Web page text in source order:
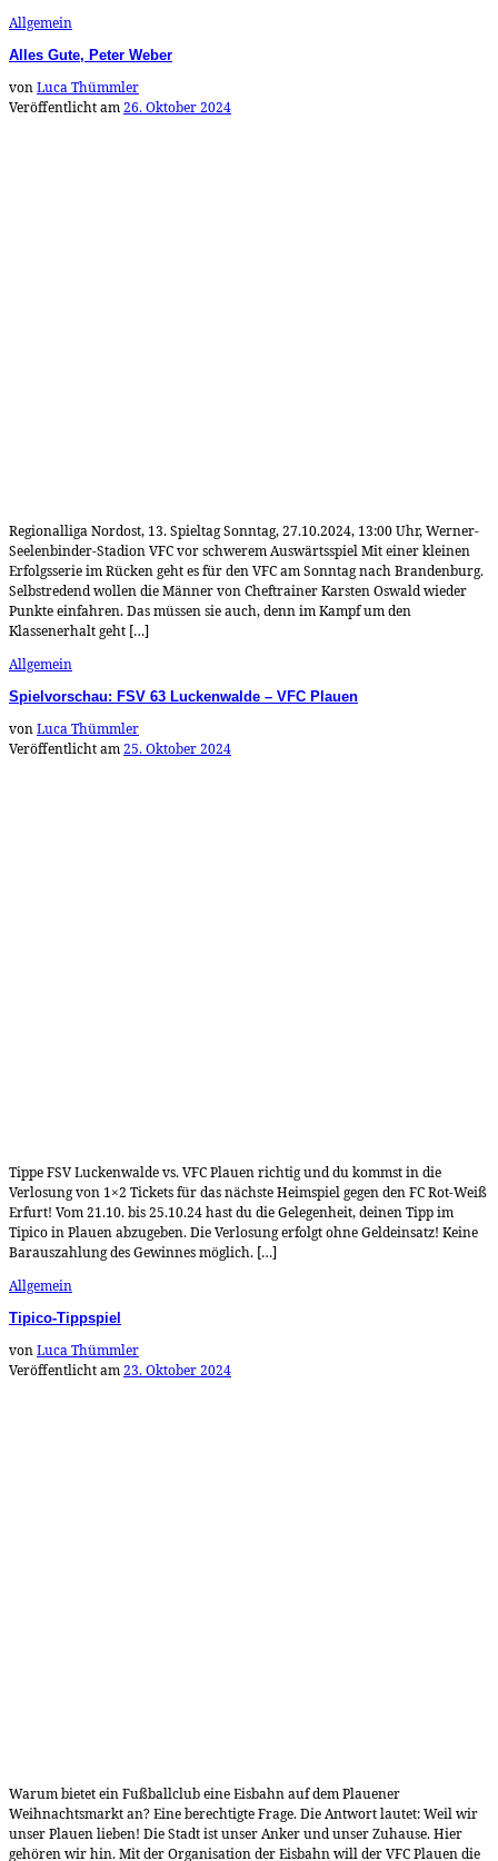
Allgemein
Alles Gute, Peter Weber
vonLuca Thümmler
Veröffentlicht am26. Oktober 2024
Regionalliga Nordost, 13. Spieltag Sonntag, 27.10.2024, 13:00 Uhr, Werner-
Seelenbinder-Stadion VFC vor schwerem Auswärtsspiel Mit einer kleinen
Erfolgsserie im Rücken geht es für den VFC am Sonntag nach Brandenburg.
Selbstredend wollen die Männer von Cheftrainer Karsten Oswald wieder
Punkte einfahren. Das müssen sie auch, denn im Kampf um den
Klassenerhalt geht […]
Allgemein
Spielvorschau: FSV 63 Luckenwalde – VFC Plauen
vonLuca Thümmler
Veröffentlicht am25. Oktober 2024
Tippe FSV Luckenwalde vs. VFC Plauen richtig und du kommst in die
Verlosung von 1×2 Tickets für das nächste Heimspiel gegen den FC Rot-Weiß
Erfurt! Vom 21.10. bis 25.10.24 hast du die Gelegenheit, deinen Tipp im
Tipico in Plauen abzugeben. Die Verlosung erfolgt ohne Geldeinsatz! Keine
Barauszahlung des Gewinnes möglich. […]
Allgemein
Tipico-Tippspiel
vonLuca Thümmler
Veröffentlicht am23. Oktober 2024
Warum bietet ein Fußballclub eine Eisbahn auf dem Plauener
Weihnachtsmarkt an? Eine berechtigte Frage. Die Antwort lautet: Weil wir
unser Plauen lieben! Die Stadt ist unser Anker und unser Zuhause. Hier
gehören wir hin. Mit der Organisation der Eisbahn will der VFC Plauen die